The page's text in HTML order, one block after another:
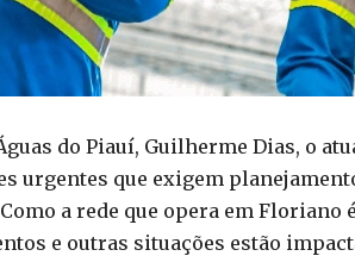
do Piauí, Guilherme Dias, o
urgentes que exigem
a rede que opera em Floriano
e outras situações estão